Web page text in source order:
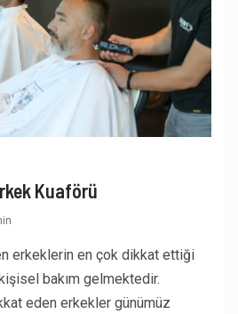
Kuaförü
erkeklerin en çok dikkat ettiği
bakım gelmektedir.
eden erkekler günümüz